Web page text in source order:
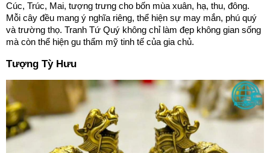
Cúc, Trúc, Mai, tượng trưng cho bốn mùa xuân, hạ, thu, đông.
Mỗi cây đều mang ý nghĩa riêng, thể hiện sự may mắn, phú quý
và trường thọ. Tranh Tứ Quý không chỉ làm đẹp không gian sống
mà còn thể hiện gu thẩm mỹ tinh tế của gia chủ.
Tượng Tỳ Hưu